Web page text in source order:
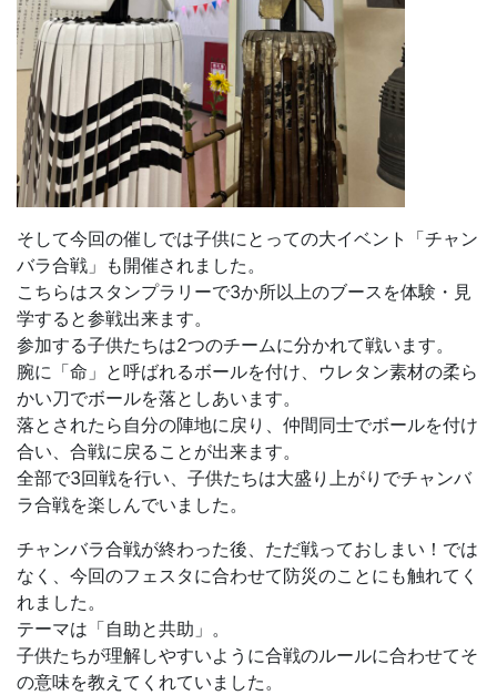
そして今回の催しでは子供にとっての大イベント「チャン
バラ合戦」も開催されました。
こちらはスタンプラリーで3か所以上のブースを体験・見
学すると参戦出来ます。
参加する子供たちは2つのチームに分かれて戦います。
腕に「命」と呼ばれるボールを付け、ウレタン素材の柔ら
かい刀でボールを落としあいます。
落とされたら自分の陣地に戻り、仲間同士でボールを付け
合い、合戦に戻ることが出来ます。
全部で3回戦を行い、子供たちは大盛り上がりでチャンバ
ラ合戦を楽しんでいました。
チャンバラ合戦が終わった後、ただ戦っておしまい！では
なく、今回のフェスタに合わせて防災のことにも触れてく
れました。
テーマは「自助と共助」。
子供たちが理解しやすいように合戦のルールに合わせてそ
の意味を教えてくれていました。